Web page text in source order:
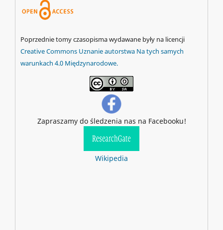
Poprzednie tomy czasopisma wydawane były na licencji
Creative Commons Uznanie autorstwa Na tych samych
warunkach 4.0 Międzynarodowe.
Zapraszamy do śledzenia nas na Facebooku!
Wikipedia